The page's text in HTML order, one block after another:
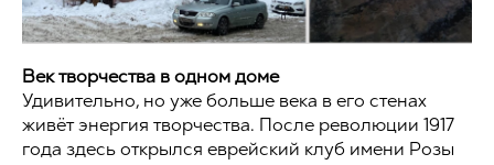
Век творчества в одном доме
Удивительно, но уже больше века в его стенах
живёт энергия творчества. После революции 1917
года здесь открылся еврейский клуб имени Розы